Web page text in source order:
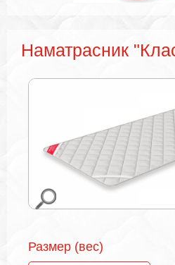
Наматрасник
Размер (вес)